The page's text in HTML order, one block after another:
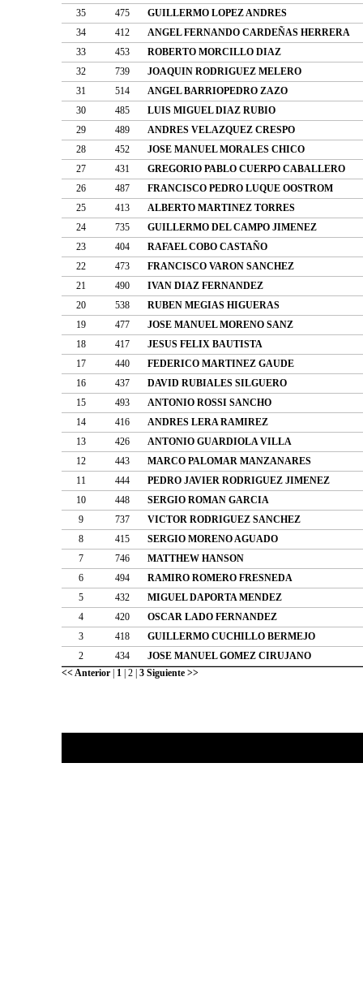
35
475
GUILLERMO LOPEZ ANDRES
34
412
ANGEL FERNANDO CARDEÑAS HERRERA
33
453
ROBERTO MORCILLO DIAZ
32
739
JOAQUIN RODRIGUEZ MELERO
31
514
ANGEL BARRIOPEDRO ZAZO
30
485
LUIS MIGUEL DIAZ RUBIO
29
489
ANDRES VELAZQUEZ CRESPO
28
452
JOSE MANUEL MORALES CHICO
27
431
GREGORIO PABLO CUERPO CABALLERO
26
487
FRANCISCO PEDRO LUQUE OOSTROM
25
413
ALBERTO MARTINEZ TORRES
24
735
GUILLERMO DEL CAMPO JIMENEZ
23
404
RAFAEL COBO CASTAÑO
22
473
FRANCISCO VARON SANCHEZ
21
490
IVAN DIAZ FERNANDEZ
20
538
RUBEN MEGIAS HIGUERAS
19
477
JOSE MANUEL MORENO SANZ
18
417
JESUS FELIX BAUTISTA
17
440
FEDERICO MARTINEZ GAUDE
16
437
DAVID RUBIALES SILGUERO
15
493
ANTONIO ROSSI SANCHO
14
416
ANDRES LERA RAMIREZ
13
426
ANTONIO GUARDIOLA VILLA
12
443
MARCO PALOMAR MANZANARES
11
444
PEDRO JAVIER RODRIGUEZ JIMENEZ
10
448
SERGIO ROMAN GARCIA
9
737
VICTOR RODRIGUEZ SANCHEZ
8
415
SERGIO MORENO AGUADO
7
746
MATTHEW HANSON
6
494
RAMIRO ROMERO FRESNEDA
5
432
MIGUEL DAPORTA MENDEZ
4
420
OSCAR LADO FERNANDEZ
3
418
GUILLERMO CUCHILLO BERMEJO
2
434
JOSE MANUEL GOMEZ CIRUJANO
<< Anterior | 1 | 2 | 3 Siguiente >>